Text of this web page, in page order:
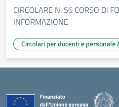
CIRCOLARE N. 56 CORSO DI
INFORMAZIONE
Circolari per docenti e personale